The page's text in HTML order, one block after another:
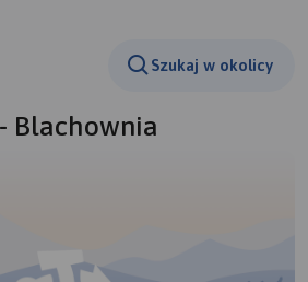
Szukaj w okolicy
Blachownia